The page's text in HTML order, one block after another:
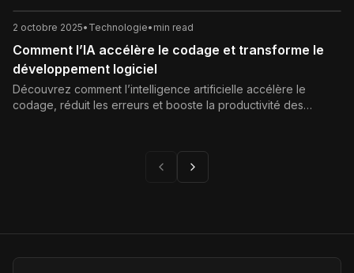
automatisé.
2 octobre 2025• Technologie• min read
Comment l’IA accélère le codage et transforme le
développement logiciel
Découvrez comment l’intelligence artificielle accélère le
codage, réduit les erreurs et booste la productivité des
Page précédente
Page suivante